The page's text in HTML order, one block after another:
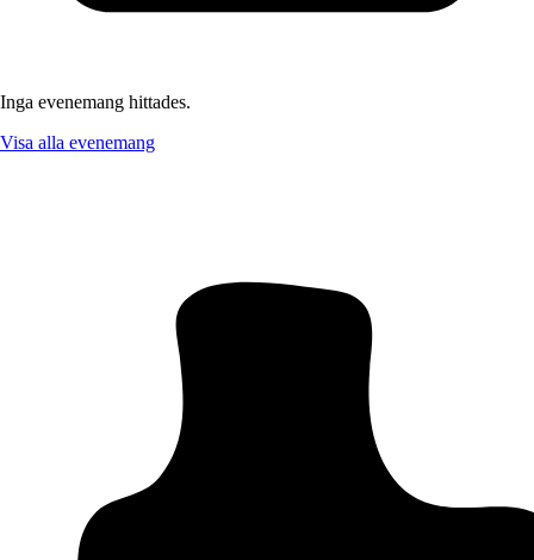
Inga evenemang hittades.
Visa alla evenemang